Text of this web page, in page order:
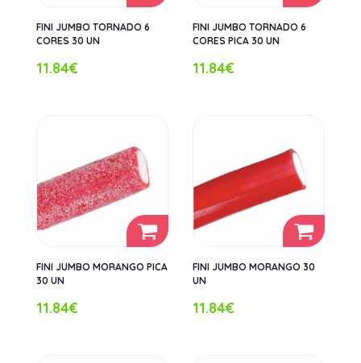
FINI JUMBO TORNADO 6
CORES 30 UN
11.84€
FINI JUMBO TORNADO 6
CORES PICA 30 UN
11.84€
FINI JUMBO MORANGO PICA
30 UN
11.84€
FINI JUMBO MORANGO 30
UN
11.84€